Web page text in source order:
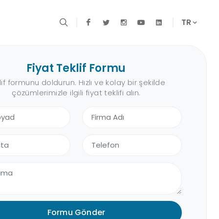
TR
Fiyat Teklif Formu
formunu doldurun. Hızlı ve kolay bir şekilde
çözümlerimizle ilgili fiyat teklifi alın.
Formu Gönder